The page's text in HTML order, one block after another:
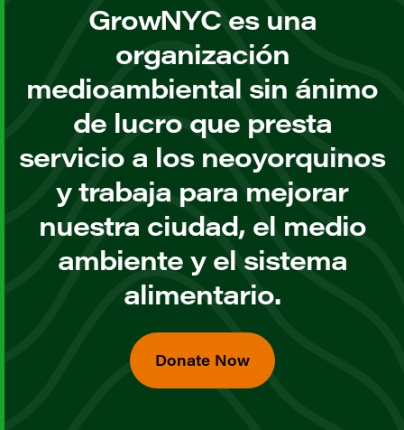
GrowNYC es una
organización
medioambiental sin ánimo
de lucro que presta
servicio a los neoyorquinos
y trabaja para mejorar
nuestra ciudad, el medio
ambiente y el sistema
alimentario.
Donate Now